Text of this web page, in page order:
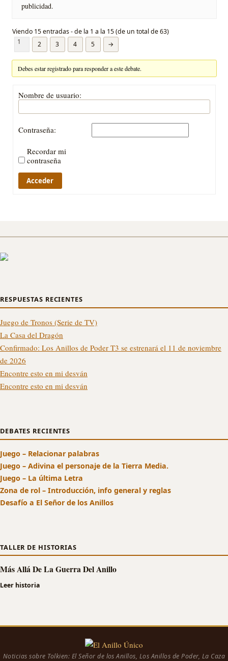
publicidad.
Viendo 15 entradas - de la 1 a la 15 (de un total de 63)
1
2 3 4 5 →
Debes estar registrado para responder a este debate.
Nombre de usuario:
Contraseña:
Recordar mi
contraseña
Acceder
RESPUESTAS RECIENTES
Juego de Tronos (Serie de TV)
La Casa del Dragón
Confirmado: Los Anillos de Poder T3 se estrenará el 11 de noviembre
de 2026
Encontre esto en mi desván
Encontre esto en mi desván
DEBATES RECIENTES
Juego – Relacionar palabras
Juego – Adivina el personaje de la Tierra Media.
Juego – La última Letra
Zona de rol – Introducción, info general y reglas
Desafío a El Señor de los Anillos
TALLER DE HISTORIAS
Más Allá De La Guerra Del Anillo
Leer historia
Noticias sobre Tolkien: El Señor de los Anillos, Los Anillos de Poder, La Caza